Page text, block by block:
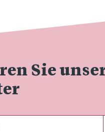
Sie